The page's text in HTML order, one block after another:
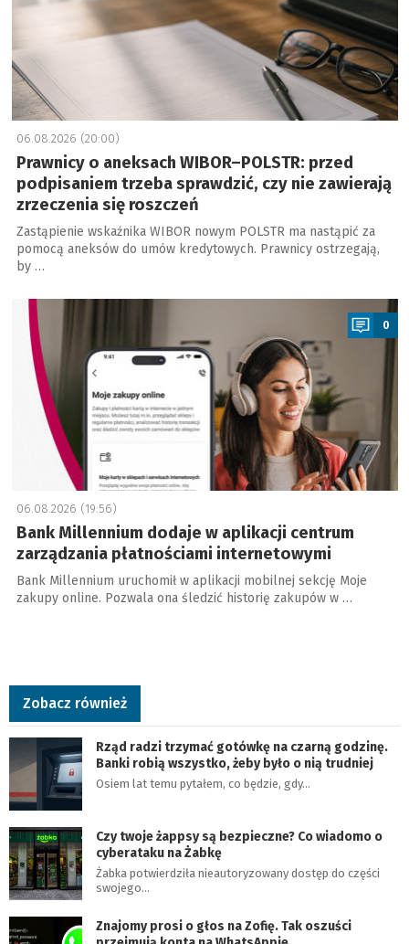
06.08.2026 (20:00)
Prawnicy o aneksach WIBOR–POLSTR: przed
podpisaniem trzeba sprawdzić, czy nie zawierają
zrzeczenia się roszczeń
Zastąpienie wskaźnika WIBOR nowym POLSTR ma nastąpić za
pomocą aneksów do umów kredytowych. Prawnicy ostrzegają,
by …
0
06.08.2026 (19:56)
Bank Millennium dodaje w aplikacji centrum
zarządzania płatnościami internetowymi
Bank Millennium uruchomił w aplikacji mobilnej sekcję Moje
zakupy online. Pozwala ona śledzić historię zakupów w …
Zobacz również
Rząd radzi trzymać gotówkę na czarną godzinę.
Banki robią wszystko, żeby było o nią trudniej
Osiem lat temu pytałem, co będzie, gdy…
Czy twoje żappsy są bezpieczne? Co wiadomo o
cyberataku na Żabkę
Żabka potwierdziła nieautoryzowany dostęp do części
swojego…
Znajomy prosi o głos na Zofię. Tak oszuści